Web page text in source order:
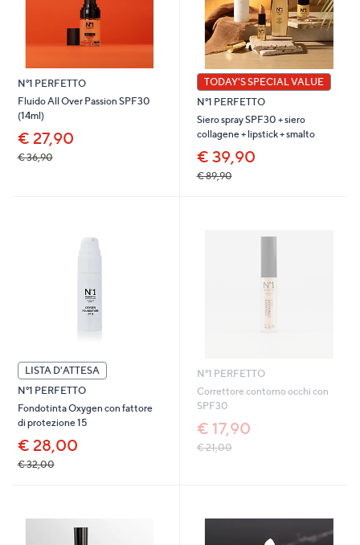
N°1 PERFETTO
Fluido All Over Passion SPF30
(14ml)
€ 27,90
€ 36,90
TODAY'S SPECIAL VALUE
N°1 PERFETTO
Siero spray SPF30 + siero
collagene + lipstick + smalto
€ 39,90
€ 89,90
LISTA D'ATTESA
N°1 PERFETTO
Fondotinta Oxygen con fattore
di protezione 15
€ 28,00
€ 32,00
N°1 PERFETTO
Correttore contorno occhi con
SPF30
€ 17,90
€ 21,00